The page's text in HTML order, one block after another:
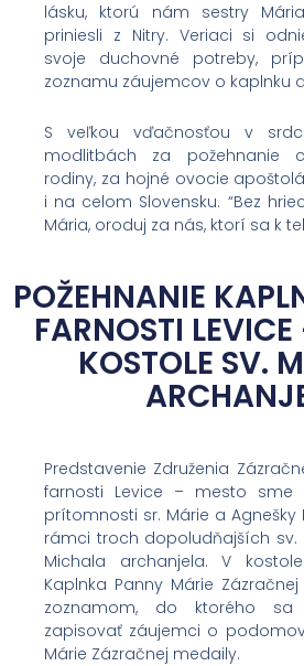
lásku, ktorú nám sestry
priniesli z Nitry. Veriaci si
svoje duchovné potreby,
zoznamu záujemcov o kaplnku
S veľkou vďačnosťou v
modlitbách za požehnanie
rodiny, za hojné ovocie
i na celom Slovensku. “Bez
Mária, oroduj za nás, ktorí sa k
POŽEHNANIE
FARNOSTI
KOSTOLE SV.
Predstavenie Združenia
farnosti Levice – mesto sme mali česť
prítomnosti sr. Márie a Agnešky
rámci troch dopoludňajších sv.
Michala archanjela. V
Kaplnka Panny Márie
zoznamom, do ktorého sa
zapisovať záujemci o
Márie Zázračnej medaily.